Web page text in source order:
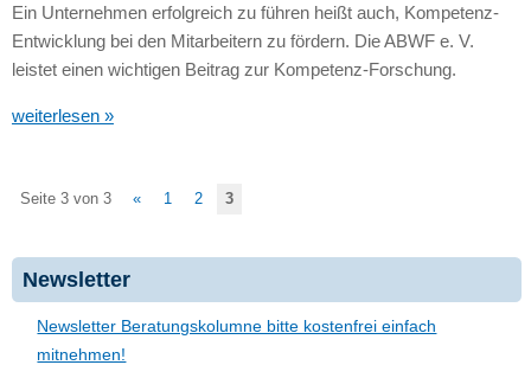
Ein Unternehmen erfolgreich zu führen heißt auch, Kompetenz-
Entwicklung bei den Mitarbeitern zu fördern. DieABWF e. V.
leistet einen wichtigen Beitrag zur Kompetenz-Forschung.
weiterlesen »
Seite 3 von 3 « 1 2 3
Newsletter
Newsletter Beratungskolumne bitte kostenfrei einfach
mitnehmen!